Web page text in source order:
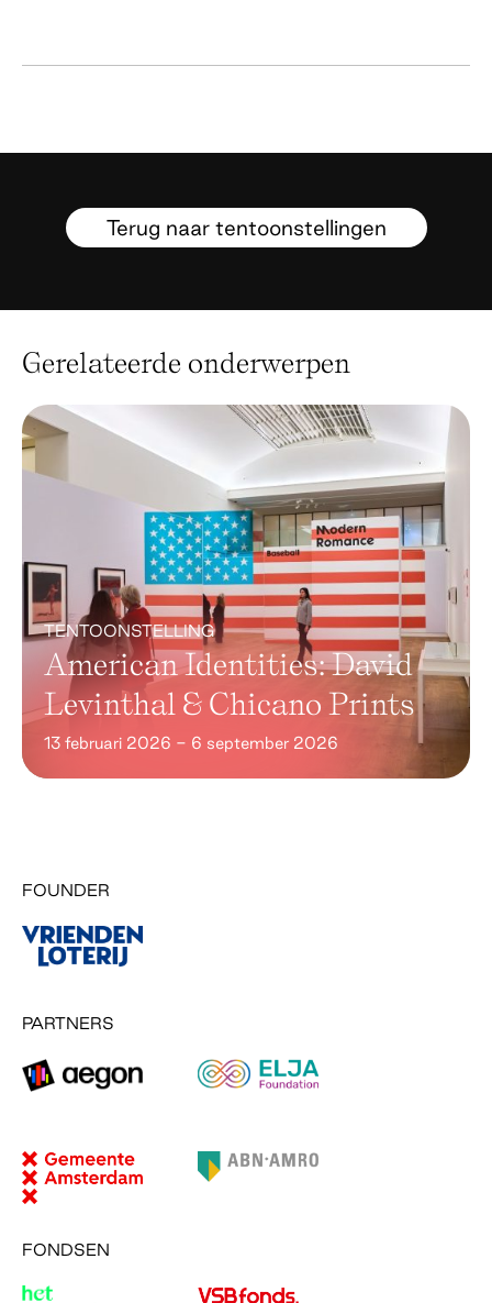
Terug naar tentoonstellingen
Gerelateerde onderwerpen
TENTOONSTELLING
American Identities: David
Levinthal & Chicano Prints
13 februari 2026 - 6 september 2026
FOUNDER
PARTNERS
FONDSEN